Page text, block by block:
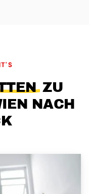
ZU
NACH